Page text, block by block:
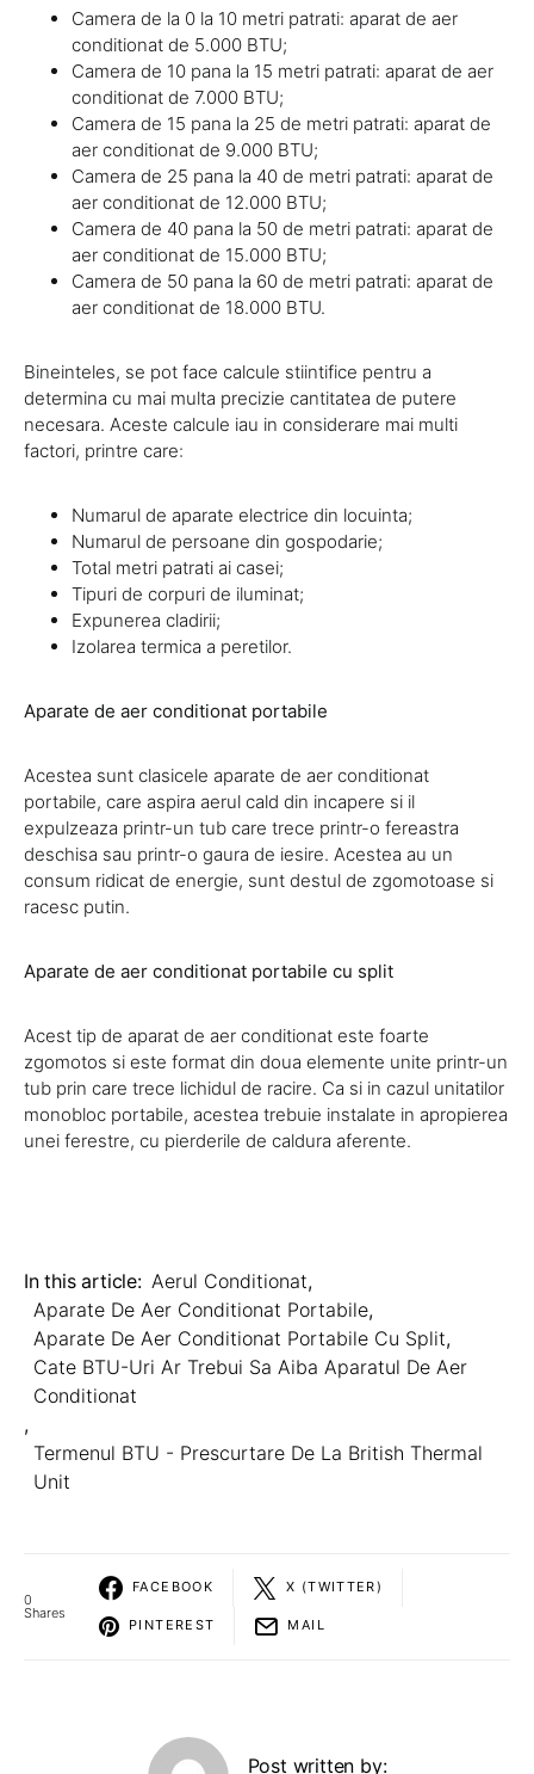
Camera de la 0 la 10 metri patrati: aparat de aer
conditionat de 5.000 BTU;
Camera de 10 pana la 15 metri patrati: aparat de aer
conditionat de 7.000 BTU;
Camera de 15 pana la 25 de metri patrati: aparat de
aer conditionat de 9.000 BTU;
Camera de 25 pana la 40 de metri patrati: aparat de
aer conditionat de 12.000 BTU;
Camera de 40 pana la 50 de metri patrati: aparat de
aer conditionat de 15.000 BTU;
Camera de 50 pana la 60 de metri patrati: aparat de
aer conditionat de 18.000 BTU.
Bineinteles, se pot face calcule stiintifice pentru a
determina cu mai multa precizie cantitatea de putere
necesara. Aceste calcule iau in considerare mai multi
factori, printre care:
Numarul de aparate electrice din locuinta;
Numarul de persoane din gospodarie;
Total metri patrati ai casei;
Tipuri de corpuri de iluminat;
Expunerea cladirii;
Izolarea termica a peretilor.
Aparate de aer conditionat portabile
Acestea sunt clasicele aparate de aer conditionat
portabile, care aspira aerul cald din incapere si il
expulzeaza printr-un tub care trece printr-o fereastra
deschisa sau printr-o gaura de iesire. Acestea au un
consum ridicat de energie, sunt destul de zgomotoase si
racesc putin.
Aparate de aer conditionat portabile cu split
Acest tip de aparat de aer conditionat este foarte
zgomotos si este format din doua elemente unite printr-un
tub prin care trece lichidul de racire. Ca si in cazul unitatilor
monobloc portabile, acestea trebuie instalate in apropierea
unei ferestre, cu pierderile de caldura aferente.
In this article: Aerul Conditionat,
Aparate De Aer Conditionat Portabile,
Aparate De Aer Conditionat Portabile Cu Split,
Cate BTU-Uri Ar Trebui Sa Aiba Aparatul De Aer
Conditionat
,
Termenul BTU - Prescurtare De La British Thermal
Unit
0
Shares
FACEBOOK X (TWITTER)
PINTEREST MAIL
Post written by: